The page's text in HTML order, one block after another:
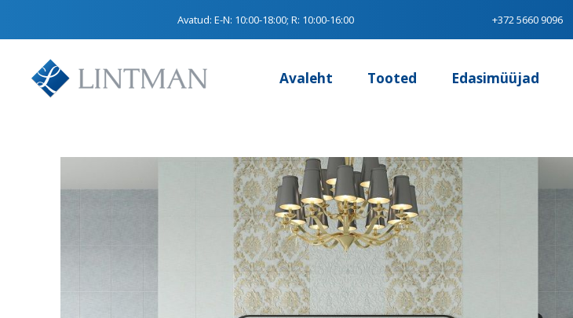
Avatud:E-N: 10:00-18:00; R: 10:00-16:00 +372 5660 9096
Avaleht Tooted Edasimüüjad